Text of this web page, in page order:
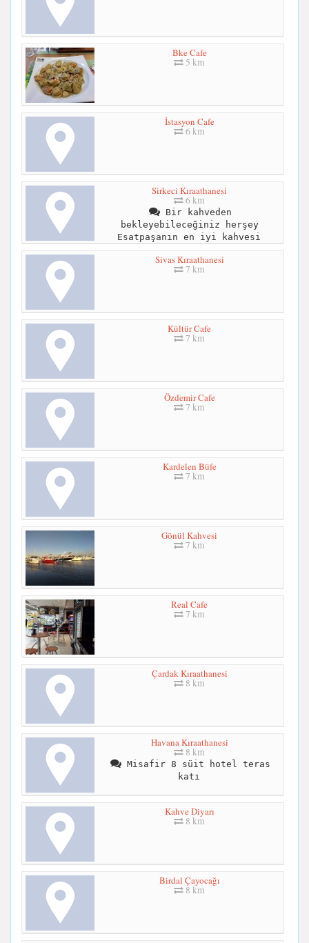
Bke Cafe
5 km
İstasyon Cafe
6 km
Sirkeci Kıraathanesi
6 km
Bir kahveden
bekleyebileceğiniz herşey
Esatpaşanın en iyi kahvesi
Sivas Kıraathanesi
7 km
Kültür Cafe
7 km
Özdemir Cafe
7 km
Kardelen Büfe
7 km
Gönül Kahvesi
7 km
Real Cafe
7 km
Çardak Kıraathanesi
8 km
Havana Kıraathanesi
8 km
Misafir 8 süit hotel teras
katı
Kahve Diyarı
8 km
Birdal Çayocağı
8 km